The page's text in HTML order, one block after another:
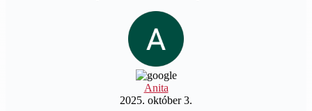
Anita
2025. október 3.